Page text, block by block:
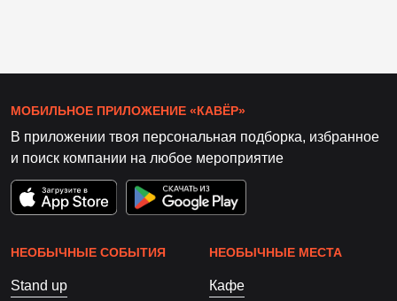
МОБИЛЬНОЕ ПРИЛОЖЕНИЕ «КАВЁР»
В приложении твоя персональная подборка, избранное
и поиск компании на любое мероприятие
НЕОБЫЧНЫЕ СОБЫТИЯ
Stand up
НЕОБЫЧНЫЕ МЕСТА
Кафе